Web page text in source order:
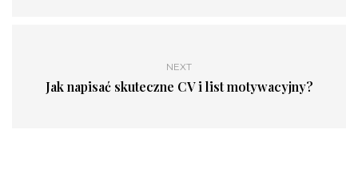
NEXT
Jak napisać skuteczne CV i list motywacyjny?